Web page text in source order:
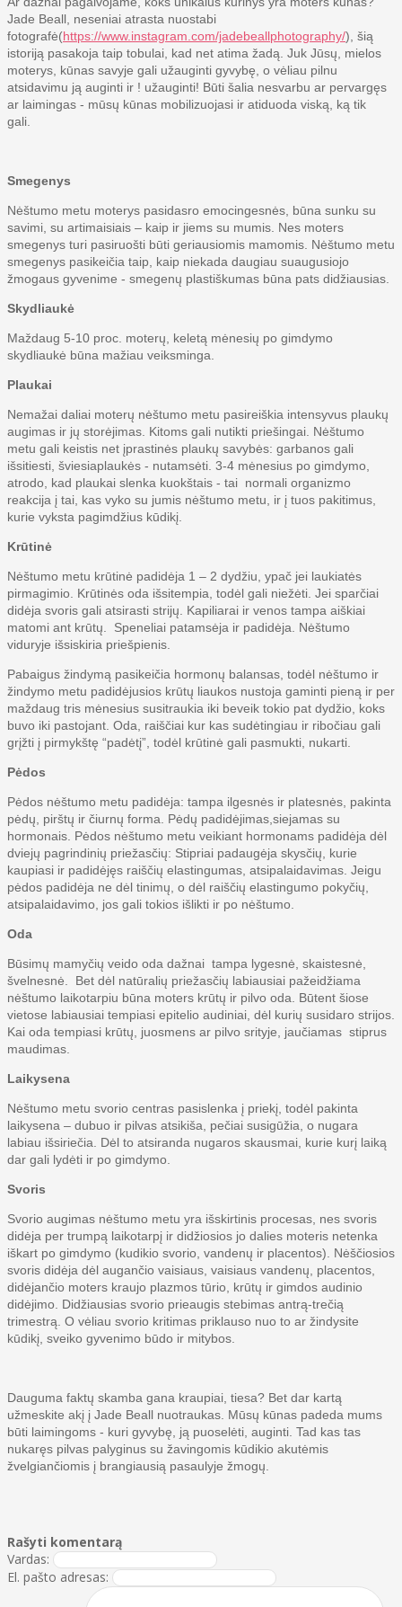
Jade Beall, neseniai atrasta nuostabi
fotografė(https://www.instagram.com/jadebeallphotography/), šią
istoriją pasakoja taip tobulai, kad net atima žadą. Juk Jūsų, mielos
moterys, kūnas savyje gali užauginti gyvybę, o vėliau pilnu
atsidavimu ją auginti ir ! užauginti! Būti šalia nesvarbu ar pervargęs
ar laimingas - mūsų kūnas mobilizuojasi ir atiduoda viską, ką tik
gali.
Smegenys
Nėštumo metu moterys pasidasro emocingesnės, būna sunku su
savimi, su artimaisiais – kaip ir jiems su mumis. Nes moters
smegenys turi pasiruošti būti geriausiomis mamomis. Nėštumo metu
smegenys pasikeičia taip, kaip niekada daugiau suaugusiojo
žmogaus gyvenime - smegenų plastiškumas būna pats didžiausias.
Skydliaukė
Maždaug 5-10 proc. moterų, keletą mėnesių po gimdymo
skydliaukė būna mažiau veiksminga.
Plaukai
Nemažai daliai moterų nėštumo metu pasireiškia intensyvus plaukų
augimas ir jų storėjimas. Kitoms gali nutikti priešingai. Nėštumo
metu gali keistis net įprastinės plaukų savybės: garbanos gali
išsitiesti, šviesiaplaukės - nutamsėti. 3-4 mėnesius po gimdymo,
atrodo, kad plaukai slenka kuokštais - tai normali organizmo
reakcija į tai, kas vyko su jumis nėštumo metu, ir į tuos pakitimus,
kurie vyksta pagimdžius kūdikį.
Krūtinė
Nėštumo metu krūtinė padidėja 1 – 2 dydžiu, ypač jei laukiatės
pirmagimio. Krūtinės oda išsitempia, todėl gali niežėti. Jei sparčiai
didėja svoris gali atsirasti strijų. Kapiliarai ir venos tampa aiškiai
matomi ant krūtų. Speneliai patamsėja ir padidėja. Nėštumo
viduryje išsiskiria priešpienis.
Pabaigus žindymą pasikeičia hormonų balansas, todėl nėštumo ir
žindymo metu padidėjusios krūtų liaukos nustoja gaminti pieną ir per
maždaug tris mėnesius susitraukia iki beveik tokio pat dydžio, koks
buvo iki pastojant. Oda, raiščiai kur kas sudėtingiau ir ribočiau gali
grįžti į pirmykštę “padėtį”, todėl krūtinė gali pasmukti, nukarti.
Pėdos
Pėdos nėštumo metu padidėja: tampa ilgesnės ir platesnės, pakinta
pėdų, pirštų ir čiurnų forma. Pėdų padidėjimas,siejamas su
hormonais. Pėdos nėštumo metu veikiant hormonams padidėja dėl
dviejų pagrindinių priežasčių: Stipriai padaugėja skysčių, kurie
kaupiasi ir padidėjęs raiščių elastingumas, atsipalaidavimas. Jeigu
pėdos padidėja ne dėl tinimų, o dėl raiščių elastingumo pokyčių,
atsipalaidavimo, jos gali tokios išlikti ir po nėštumo.
Oda
Būsimų mamyčių veido oda dažnai tampa lygesnė, skaistesnė,
švelnesnė. Bet dėl natūralių priežasčių labiausiai pažeidžiama
nėštumo laikotarpiu būna moters krūtų ir pilvo oda. Būtent šiose
vietose labiausiai tempiasi epitelio audiniai, dėl kurių susidaro strijos.
Kai oda tempiasi krūtų, juosmens ar pilvo srityje, jaučiamas stiprus
maudimas.
Laikysena
Nėštumo metu svorio centras pasislenka į priekį, todėl pakinta
laikysena – dubuo ir pilvas atsikiša, pečiai susigūžia, o nugara
labiau išsiriečia. Dėl to atsiranda nugaros skausmai, kurie kurį laiką
dar gali lydėti ir po gimdymo.
Svoris
Svorio augimas nėštumo metu yra išskirtinis procesas, nes svoris
didėja per trumpą laikotarpį ir didžiosios jo dalies moteris netenka
iškart po gimdymo (kudikio svorio, vandenų ir placentos). Nėščiosios
svoris didėja dėl augančio vaisiaus, vaisiaus vandenų, placentos,
didėjančio moters kraujo plazmos tūrio, krūtų ir gimdos audinio
didėjimo. Didžiausias svorio prieaugis stebimas antrą-trečią
trimestrą. O vėliau svorio kritimas priklauso nuo to ar žindysite
kūdikį, sveiko gyvenimo būdo ir mitybos.
Dauguma faktų skamba gana kraupiai, tiesa? Bet dar kartą
užmeskite akį į Jade Beall nuotraukas. Mūsų kūnas padeda mums
būti laimingoms - kuri gyvybę, ją puoselėti, auginti. Tad kas tas
nukaręs pilvas palyginus su žavingomis kūdikio akutėmis
žvelgiančiomis į brangiausią pasaulyje žmogų.
Rašyti komentarą
Vardas:
El. pašto adresas: